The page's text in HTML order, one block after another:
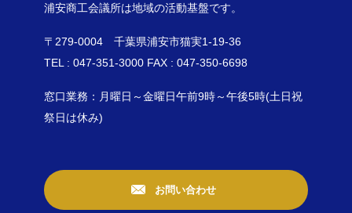
浦安商工会議所は地域の活動基盤です。
〒279-0004 千葉県浦安市猫実1-19-36
TEL : 047-351-3000 FAX : 047-350-6698
窓口業務：月曜日～金曜日午前9時～午後5時(土日祝
祭日は休み)
お問い合わせ